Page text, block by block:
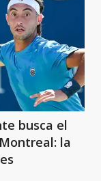
busca el
la